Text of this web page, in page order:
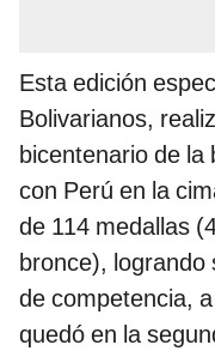
Esta edición
Bolivarianos,
bicentenario de la
con Perú en la
de 114 medallas
bronce), logrando
de competencia,
quedó en la